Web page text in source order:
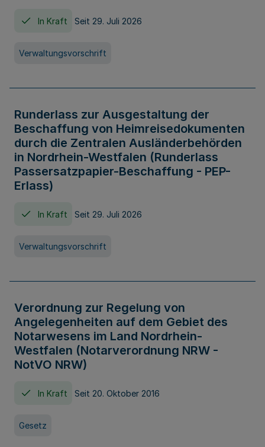
In Kraft Seit 29. Juli 2026
Verwaltungsvorschrift
Runderlass zur Ausgestaltung der
Beschaffung von Heimreisedokumenten
durch die Zentralen Ausländerbehörden
in Nordrhein-Westfalen (Runderlass
Passersatzpapier-Beschaffung - PEP-
Erlass)
In Kraft Seit 29. Juli 2026
Verwaltungsvorschrift
Verordnung zur Regelung von
Angelegenheiten auf dem Gebiet des
Notarwesens im Land Nordrhein-
Westfalen (Notarverordnung NRW -
NotVO NRW)
In Kraft Seit 20. Oktober 2016
Gesetz